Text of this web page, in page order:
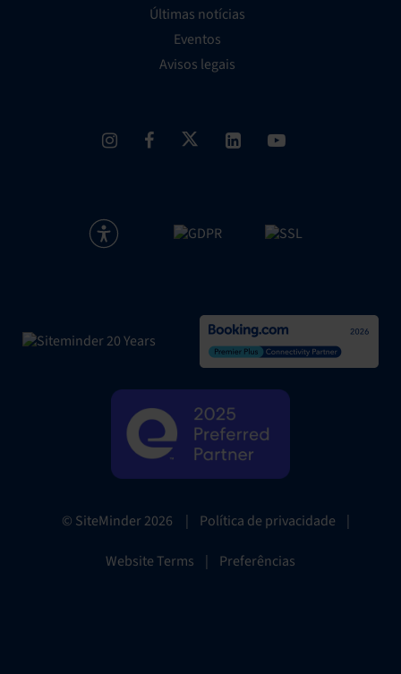
Últimas notícias
Eventos
Avisos legais
© SiteMinder2026 | Política de privacidade |
Website Terms | Preferências